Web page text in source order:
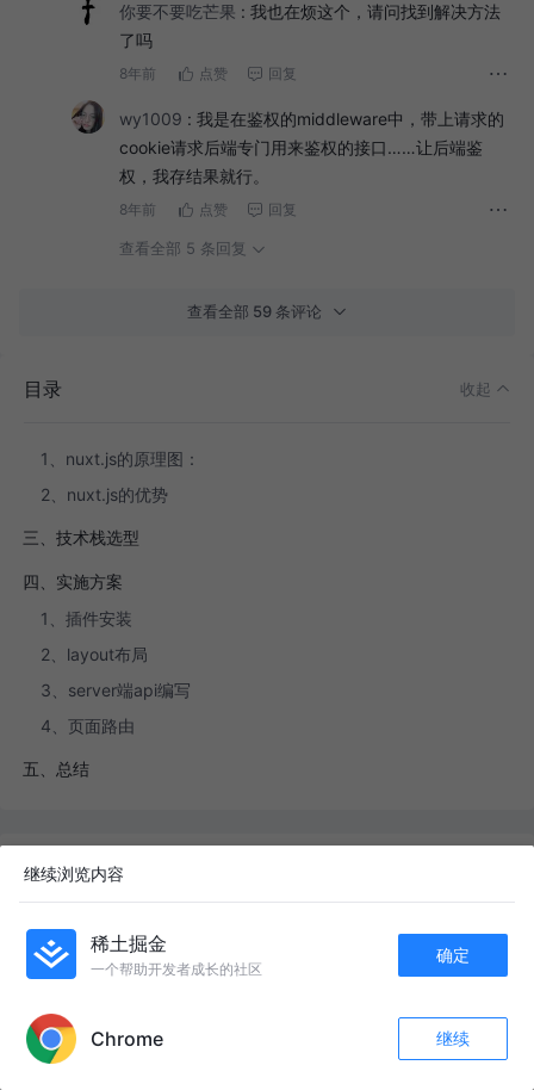
你要不要吃芒果 : 我也在烦这个，请问找到解决方法
了吗
8年前 点赞 回复
wy1009 : 我是在鉴权的middleware中，带上请求的
cookie请求后端专门用来鉴权的接口……让后端鉴
权，我存结果就行。
8年前 点赞 回复
查看全部 5 条回复
查看全部 59 条评论
452
目录 收起
一、背景
1、nuxt.js的原理图：
2、nuxt.js的优势
三、技术栈选型
四、实施方案
1、插件安装
2、layout布局
3、server端api编写
4、页面路由
五、总结
精选内容
React Router v7 完全指南：一个 Demo 吃透前端路由
烬羽· 114阅读·6点赞
烬羽·106阅读·6点赞
继续浏览内容
稀土掘金
一个帮助开发者成长的社区
确定
Chrome 继续